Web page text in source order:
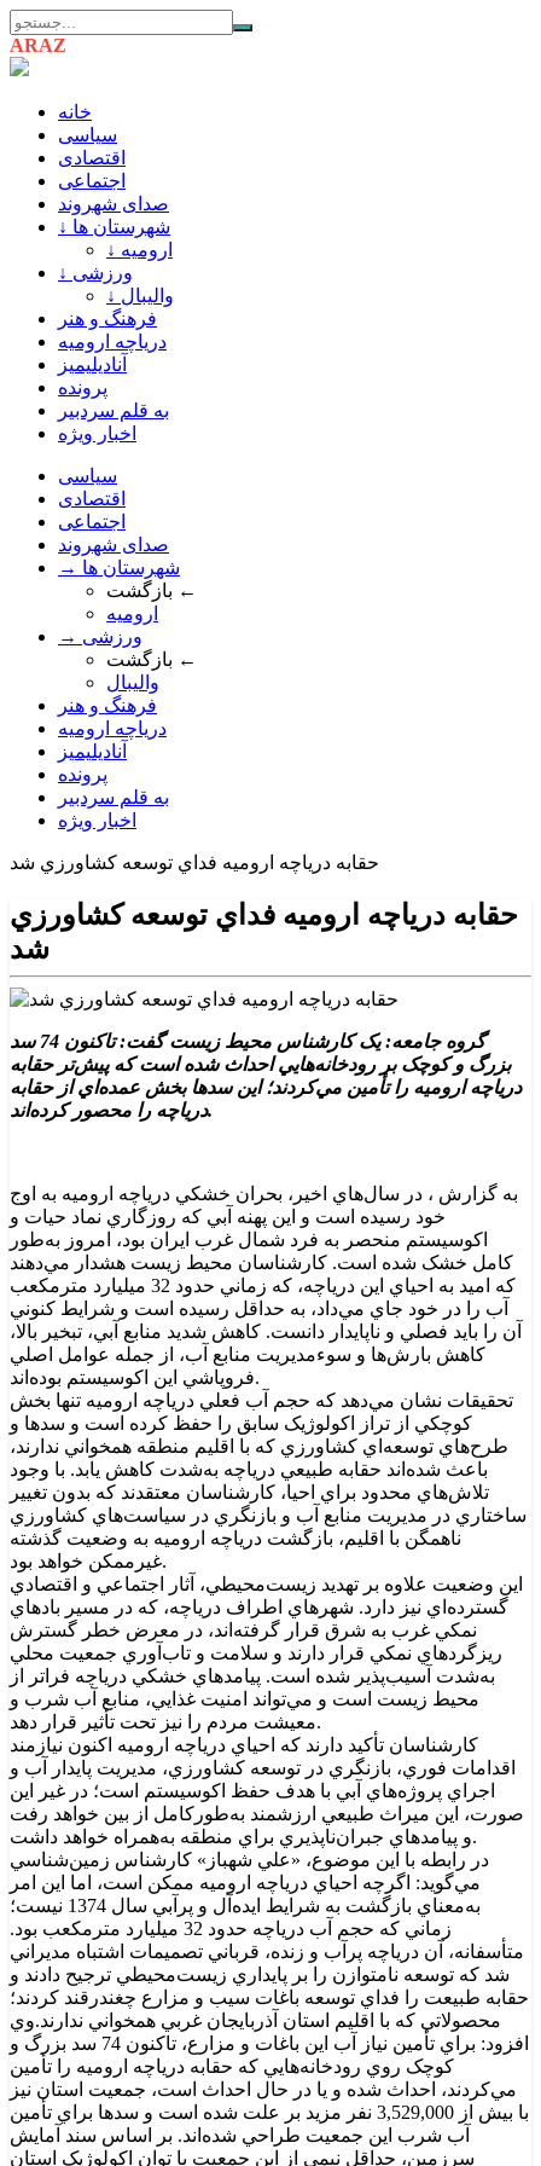
ARAZ
خانه
سیاسی
اقتصادی
اجتماعی
صدای شهروند
↓ شهرستان ها
↓ ارومیه
↓ ورزشی
↓ والیبال
فرهنگ و هنر
دریاچه ارومیه
آنادیلیمیز
پرونده
به قلم سردبیر
اخبار ویژه
سیاسی
اقتصادی
اجتماعی
صدای شهروند
→ شهرستان ها
بازگشت ←
ارومیه
→ ورزشی
بازگشت ←
والیبال
فرهنگ و هنر
دریاچه ارومیه
آنادیلیمیز
پرونده
به قلم سردبیر
اخبار ویژه
حقابه درياچه اروميه فداي توسعه کشاورزي شد
حقابه درياچه اروميه فداي توسعه کشاورزي
شد
گروه جامعه: يک کارشناس محيط زيست گفت: تاکنون 74 سد
بزرگ و کوچک بر رودخانه‌هايي احداث شده است که پيش‌تر حقابه
درياچه اروميه را تأمين مي‌کردند؛ اين سدها بخش عمده‌اي از حقابه
درياچه را محصور کرده‌اند.
به گزارش ، در سال‌هاي اخير، بحران خشکي درياچه اروميه به اوج
خود رسيده است و اين پهنه آبي که روزگاري نماد حيات و
اکوسيستم منحصر به فرد شمال غرب ايران بود، امروز به‌طور
کامل خشک شده است. کارشناسان محيط زيست هشدار مي‌دهند
که اميد به احياي اين درياچه، که زماني حدود 32 ميليارد مترمکعب
آب را در خود جاي مي‌داد، به حداقل رسيده است و شرايط کنوني
آن را بايد فصلي و ناپايدار دانست. کاهش شديد منابع آبي، تبخير بالا،
کاهش بارش‌ها و سوءمديريت منابع آب، از جمله عوامل اصلي
فروپاشي اين اکوسيستم بوده‌اند.
تحقيقات نشان مي‌دهد که حجم آب فعلي درياچه اروميه تنها بخش
کوچکي از تراز اکولوژيک سابق را حفظ کرده است و سدها و
طرح‌هاي توسعه‌اي کشاورزي که با اقليم منطقه همخواني ندارند،
باعث شده‌اند حقابه طبيعي درياچه به‌شدت کاهش يابد. با وجود
تلاش‌هاي محدود براي احيا، کارشناسان معتقدند که بدون تغيير
ساختاري در مديريت منابع آب و بازنگري در سياست‌هاي کشاورزي
ناهمگن با اقليم، بازگشت درياچه اروميه به وضعيت گذشته
غيرممکن خواهد بود.
اين وضعيت علاوه بر تهديد زيست‌محيطي، آثار اجتماعي و اقتصادي
گسترده‌اي نيز دارد. شهرهاي اطراف درياچه، که در مسير بادهاي
نمکي غرب به شرق قرار گرفته‌اند، در معرض خطر گسترش
ريزگردهاي نمکي قرار دارند و سلامت و تاب‌آوري جمعيت محلي
به‌شدت آسيب‌پذير شده است. پيامدهاي خشکي درياچه فراتر از
محيط زيست است و مي‌تواند امنيت غذايي، منابع آب شرب و
معيشت مردم را نيز تحت تأثير قرار دهد.
کارشناسان تأکيد دارند که احياي درياچه اروميه اکنون نيازمند
اقدامات فوري، بازنگري در توسعه کشاورزي، مديريت پايدار آب و
اجراي پروژه‌هاي آبي با هدف حفظ اکوسيستم است؛ در غير اين
صورت، اين ميراث طبيعي ارزشمند به‌طورکامل از بين خواهد رفت
و پيامدهاي جبران‌ناپذيري براي منطقه به‌همراه خواهد داشت.
در رابطه با اين موضوع، «علي شهباز» کارشناس زمين‌شناسي
مي‌گويد: اگرچه احياي درياچه اروميه ممکن است، اما اين امر
به‌معناي بازگشت به شرايط ايده‌آل و پرآبي سال 1374 نيست؛
زماني که حجم آب درياچه حدود 32 ميليارد مترمکعب بود.
متأسفانه، آن درياچه پرآب و زنده، قرباني تصميمات اشتباه مديراني
شد که توسعه نامتوازن را بر پايداري زيست‌محيطي ترجيح دادند و
حقابه طبيعت را فداي توسعه باغات سيب و مزارع چغندرقند کردند؛
محصولاتي که با اقليم استان آذربايجان غربي همخواني ندارند.وي
افزود: براي تأمين نياز آب اين باغات و مزارع، تاکنون 74 سد بزرگ و
کوچک روي رودخانه‌هايي که حقابه درياچه اروميه را تأمين
مي‌کردند، احداث شده و يا در حال احداث است، جمعيت استان نيز
با بيش از 3,529,000 نفر مزيد بر علت شده است و سدها براي تأمين
آب شرب اين جمعيت طراحي شده‌اند. بر اساس سند آمايش
سرزمين، حداقل نيمي از اين جمعيت با توان اکولوژيک استان